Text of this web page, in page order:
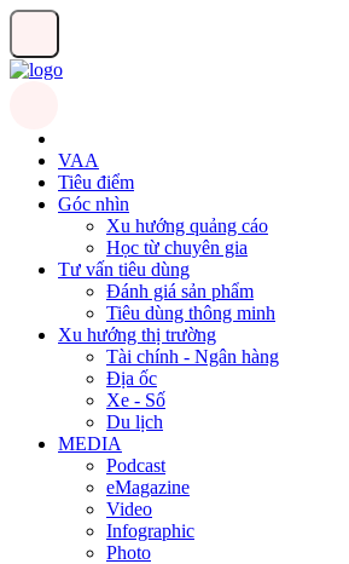
VAA
Tiêu điểm
Góc nhìn
Xu hướng quảng cáo
Học từ chuyên gia
Tư vấn tiêu dùng
Đánh giá sản phẩm
Tiêu dùng thông minh
Xu hướng thị trường
Tài chính - Ngân hàng
Địa ốc
Xe - Số
Du lịch
MEDIA
Podcast
eMagazine
Video
Infographic
Photo